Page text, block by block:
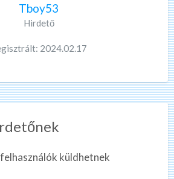
Tboy53
Hirdető
2024.02.17
küldhetnek